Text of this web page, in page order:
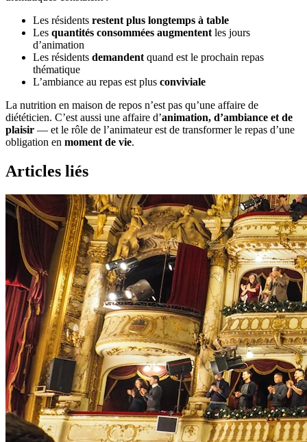
Les résidents restent plus longtemps à table
Les quantités consommées augmentent les jours
d’animation
Les résidents demandent quand est le prochain repas
thématique
L’ambiance au repas est plus conviviale
La nutrition en maison de repos n’est pas qu’une affaire de
diététicien. C’est aussi une affaire d’animation, d’ambiance et de
plaisir — et le rôle de l’animateur est de transformer le repas d’une
obligation en moment de vie.
Articles liés